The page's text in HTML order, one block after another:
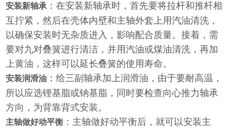
安装新轴承：在安装新轴承时，首先要将拉杆和推杆相
互拧紧，然后在壳体内壁和主轴外套上用汽油清洗，
以确保安装时无杂质进入，影响配合质量。接着，需
要对九对叠簧进行清洁，并用汽油或煤油清洗，再加
上黄油，这样可以延长叠簧的使用寿命。
安装润滑油 ：给三副轴承加上润滑油，由于要耐高温，
所以应选锂基脂或钠基脂，同时要检查向心推力轴承
方向，为背靠背式安装。
主轴做好动平衡 ：主轴做好动平衡后，就可以安装主